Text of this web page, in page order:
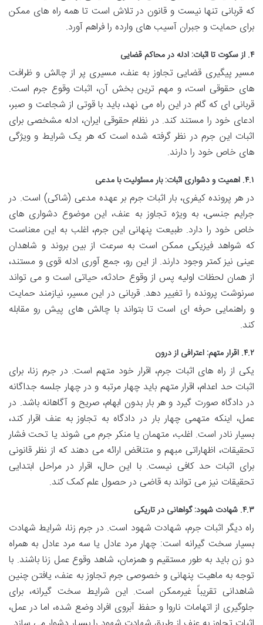
که قربانی تنها نیست و قانون در تلاش است تا همه راه های ممکن
برای حمایت و جبران آسیب های وارده را فراهم آورد.
۴. از سکوت تا اثبات: ادله در محاکم قضایی
مسیر پیگیری قضایی تجاوز به عنف، مسیری پر از چالش و ظرافت
های حقوقی است، و مهم ترین بخش آن، اثبات وقوع جرم است.
قربانی ای که گام در این راه می نهد، باید با قوتی از شجاعت و صبر،
ادعای خود را مستند کند. در نظام حقوقی ایران، ادله مشخصی برای
اثبات این جرم در نظر گرفته شده است که هر یک شرایط و ویژگی
های خاص خود را دارند.
۴.۱. اهمیت و دشواری اثبات: بار مسئولیت با مدعی
در هر پرونده کیفری، بار اثبات جرم بر عهده مدعی (شاکی) است. در
جرایم جنسی، به ویژه تجاوز به عنف، این موضوع دشواری های
خاص خود را دارد. طبیعت پنهانی این جرم، اغلب به این معناست
که شواهد فیزیکی ممکن است به سرعت از بین بروند و شاهدان
عینی نیز کمتر وجود دارند. از این رو، جمع آوری ادله قوی و مستند،
از همان لحظات اولیه پس از وقوع حادثه، حیاتی است و می تواند
سرنوشت پرونده را تغییر دهد. قربانی در این مسیر، نیازمند حمایت
و راهنمایی حرفه ای است تا بتواند با چالش های پیش رو مقابله
کند.
۴.۲. اقرار متهم: اعترافی از درون
یکی از راه های اثبات جرم، اقرار خود متهم است. در جرم زنا، برای
اثبات حد اعدام، اقرار متهم باید چهار مرتبه و در چهار جلسه جداگانه
در دادگاه صورت گیرد و هر بار بدون ابهام، صریح و آگاهانه باشد. در
عمل، اینکه متهمی چهار بار در دادگاه به تجاوز به عنف اقرار کند،
بسیار نادر است. اغلب، متهمان یا منکر جرم می شوند یا تحت فشار
تحقیقات، اظهاراتی مبهم و متناقض ارائه می دهند که از نظر قانونی
برای اثبات حد کافی نیست. با این حال، اقرار در مراحل ابتدایی
تحقیقات نیز می تواند به قاضی در حصول علم کمک کند.
۴.۳. شهادت شهود: گواهانی در تاریکی
راه دیگر اثبات جرم، شهادت شهود است. در جرم زنا، شرایط شهادت
بسیار سخت گیرانه است: چهار مرد عادل یا سه مرد عادل به همراه
دو زن باید به طور مستقیم و همزمان، شاهد وقوع عمل زنا باشند. با
توجه به ماهیت پنهانی و خصوصی جرم تجاوز به عنف، یافتن چنین
شاهدانی تقریباً غیرممکن است. این شرایط سخت گیرانه، برای
جلوگیری از اتهامات ناروا و حفظ آبروی افراد وضع شده، اما در عمل،